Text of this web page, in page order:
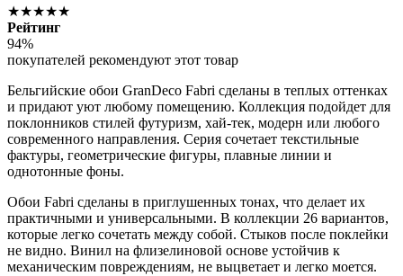
★★★★★
Рейтинг
94%
покупателей рекомендуют этот товар
Бельгийские обои GranDeco Fabri сделаны в теплых оттенках
и придают уют любому помещению. Коллекция подойдет для
поклонников стилей футуризм, хай-тек, модерн или любого
современного направления. Серия сочетает текстильные
фактуры, геометрические фигуры, плавные линии и
однотонные фоны.
Обои Fabri сделаны в приглушенных тонах, что делает их
практичными и универсальными. В коллекции 26 вариантов,
которые легко сочетать между собой. Стыков после поклейки
не видно. Винил на флизелиновой основе устойчив к
механическим повреждениям, не выцветает и легко моется.